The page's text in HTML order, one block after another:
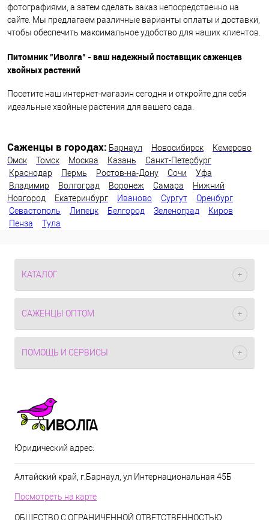
фотографиями, а затем сделать заказ непосредственно на
сайте. Мы предлагаем различные варианты оплаты и доставки,
чтобы обеспечить максимальное удобство для наших клиентов.
Питомник "Иволга" - ваш надежный поставщик саженцев
хвойных растений
Посетите наш интернет-магазин сегодня и откройте для себя
идеальные хвойные растения для вашего сада.
Саженцы в городах: Барнаул Новосибирск
Кемерово
Омск
Томск Москва Казань
Санкт-Петербург
Краснодар
Пермь Ростов-на-Дону Сочи
Уфа
Владимир
Волгоград Воронеж Самара
Нижний
Новгород
Екатеринбург Иваново Сургут
Оренбург
Севастополь
Липецк Белгород Зеленоград
Киров
Пенза
Тула
КАТАЛОГ
САЖЕНЦЫ ОПТОМ
ПОМОЩЬ И СЕРВИСЫ
Юридический адрес:
Алтайский край, г.Барнаул, ул Интернациональная 45Б
Посмотреть на карте
ОБЩЕСТВО С ОГРАНИЧЕННОЙ ОТВЕТСТВЕННОСТЬЮ